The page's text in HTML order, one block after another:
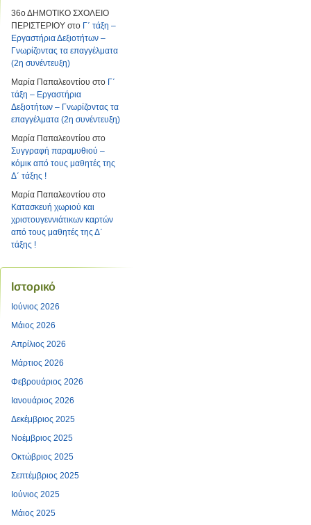
36ο ΔΗΜΟΤΙΚΟ ΣΧΟΛΕΙΟ
ΠΕΡΙΣΤΕΡΙΟΥ στο Γ΄ τάξη –
Εργαστήρια Δεξιοτήτων –
Γνωρίζοντας τα επαγγέλματα
(2η συνέντευξη)
Μαρία Παπαλεοντίου στο Γ΄
τάξη – Εργαστήρια
Δεξιοτήτων – Γνωρίζοντας τα
επαγγέλματα (2η συνέντευξη)
Μαρία Παπαλεοντίου στο
Συγγραφή παραμυθιού –
κόμικ από τους μαθητές της
Δ΄ τάξης !
Μαρία Παπαλεοντίου στο
Κατασκευή χωριού και
χριστουγεννιάτικων καρτών
από τους μαθητές της Δ΄
τάξης !
Ιστορικό
Ιούνιος 2026
Μάιος 2026
Απρίλιος 2026
Μάρτιος 2026
Φεβρουάριος 2026
Ιανουάριος 2026
Δεκέμβριος 2025
Νοέμβριος 2025
Οκτώβριος 2025
Σεπτέμβριος 2025
Ιούνιος 2025
Μάιος 2025